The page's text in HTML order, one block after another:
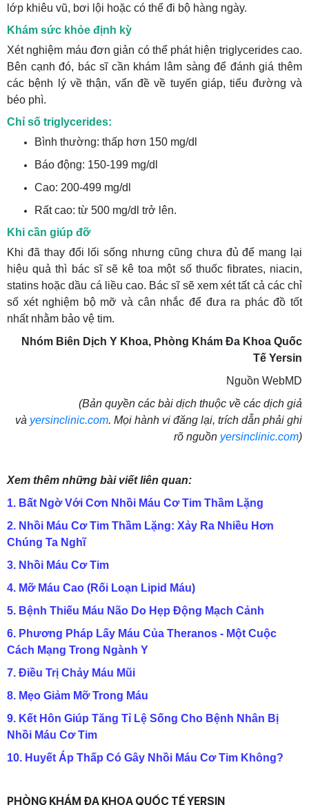
lớp khiêu vũ, bơi lội hoặc có thể đi bộ hàng ngày.
Khám sức khỏe định kỳ
Xét nghiệm máu đơn giản có thể phát hiện triglycerides cao.
Bên cạnh đó, bác sĩ cần khám lâm sàng để đánh giá thêm
các bệnh lý về thận, vấn đề về tuyến giáp, tiểu đường và
béo phì.
Chỉ số triglycerides:
Bình thường: thấp hơn 150 mg/dl
Báo động: 150-199 mg/dl
Cao: 200-499 mg/dl
Rất cao: từ 500 mg/dl trở lên.
Khi cần giúp đỡ
Khi đã thay đổi lối sống nhưng cũng chưa đủ để mang lại
hiệu quả thì bác sĩ sẽ kê toa một số thuốc fibrates, niacin,
statins hoặc dầu cá liều cao. Bác sĩ sẽ xem xét tất cả các chỉ
số xét nghiệm bộ mỡ và cân nhắc để đưa ra phác đồ tốt
nhất nhằm bảo vệ tim.
Nhóm Biên Dịch Y Khoa, Phòng Khám Đa Khoa Quốc
Tế Yersin
Nguồn WebMD
(Bản quyền các bài dịch thuộc về các dịch giả
và yersinclinic.com. Mọi hành vi đăng lại, trích dẫn phải ghi
rõ nguồn yersinclinic.com)
Xem thêm những bài viết liên quan:
1. Bất Ngờ Với Cơn Nhồi Máu Cơ Tim Thầm Lặng
2. Nhồi Máu Cơ Tim Thầm Lặng: Xảy Ra Nhiều Hơn
Chúng Ta Nghĩ
3. Nhồi Máu Cơ Tim
4. Mỡ Máu Cao (Rối Loạn Lipid Máu)
5. Bệnh Thiếu Máu Não Do Hẹp Động Mạch Cảnh
6. Phương Pháp Lấy Máu Của Theranos - Một Cuộc
Cách Mạng Trong Ngành Y
7. Điều Trị Chảy Máu Mũi
8. Mẹo Giảm Mỡ Trong Máu
9. Kết Hôn Giúp Tăng Tỉ Lệ Sống Cho Bệnh Nhân Bị
Nhồi Máu Cơ Tim
10. Huyết Áp Thấp Có Gây Nhồi Máu Cơ Tim Không?
PHÒNG KHÁM ĐA KHOA QUỐC TẾ YERSIN